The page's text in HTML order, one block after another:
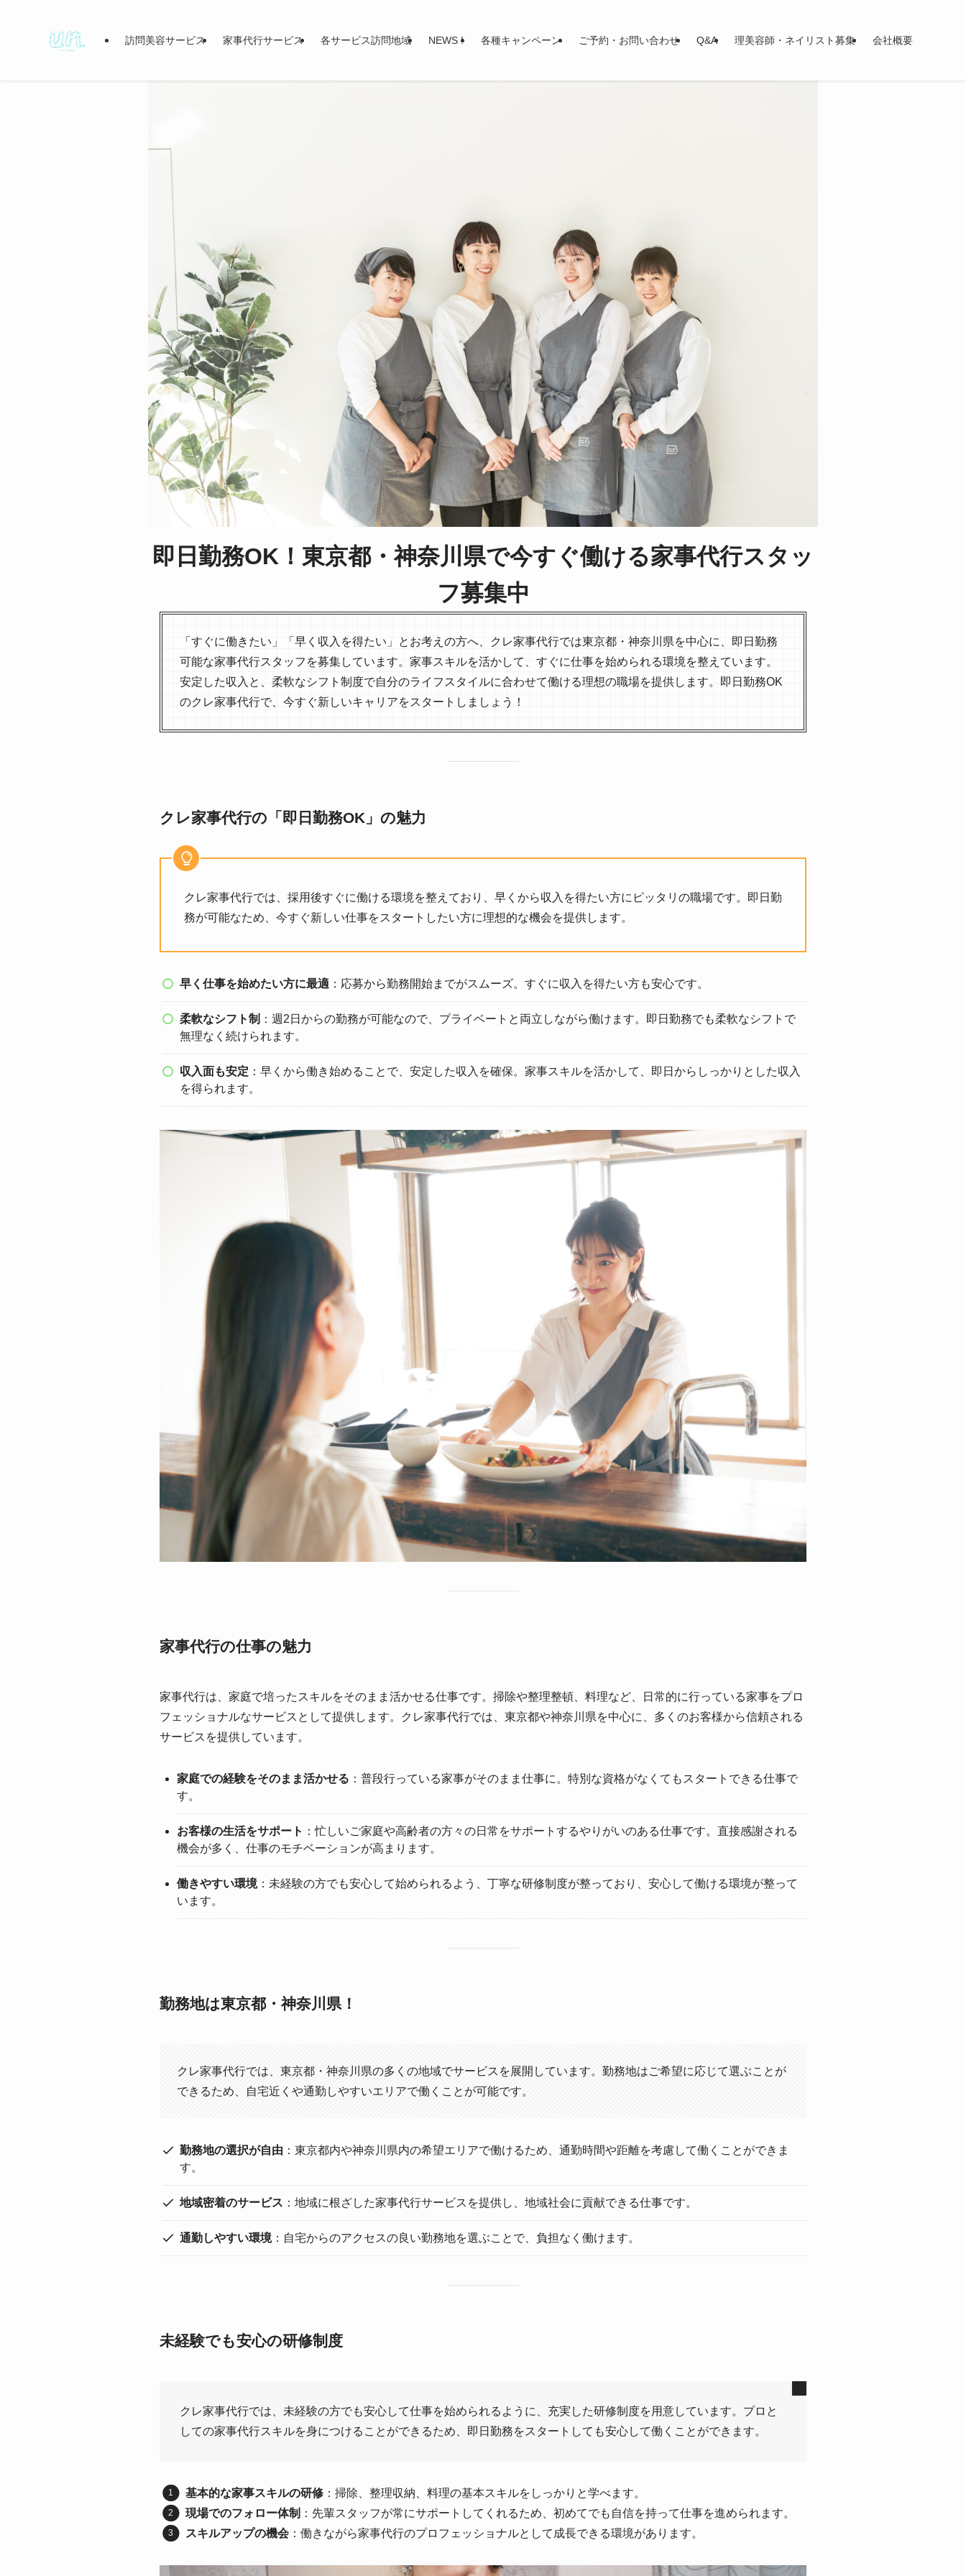
訪問美容サービス 家事代行サービス 各サービス訪問地域 NEWS ! 各種キャンペーン ご予約・お問い合わせ Q&A 理美容師・ネイリスト募集 会社概要
即日勤務OK！東京都・神奈川県で今すぐ働ける家事代行スタッ
フ募集中
「すぐに働きたい」「早く収入を得たい」とお考えの方へ、クレ家事代行では東京都・神奈川県を中心に、即日勤務
可能な家事代行スタッフを募集しています。家事スキルを活かして、すぐに仕事を始められる環境を整えています。
安定した収入と、柔軟なシフト制度で自分のライフスタイルに合わせて働ける理想の職場を提供します。即日勤務OK
のクレ家事代行で、今すぐ新しいキャリアをスタートしましょう！
クレ家事代行の「即日勤務OK」の魅力
クレ家事代行では、採用後すぐに働ける環境を整えており、早くから収入を得たい方にピッタリの職場です。即日勤
務が可能なため、今すぐ新しい仕事をスタートしたい方に理想的な機会を提供します。
早く仕事を始めたい方に最適 ：応募から勤務開始までがスムーズ。すぐに収入を得たい方も安心です。
柔軟なシフト制 ：週2日からの勤務が可能なので、プライベートと両立しながら働けます。即日勤務でも柔軟なシフトで
無理なく続けられます。
収入面も安定 ：早くから働き始めることで、安定した収入を確保。家事スキルを活かして、即日からしっかりとした収入
を得られます。
家事代行の仕事の魅力
家事代行は、家庭で培ったスキルをそのまま活かせる仕事です。掃除や整理整頓、料理など、日常的に行っている家事をプロ
フェッショナルなサービスとして提供します。クレ家事代行では、東京都や神奈川県を中心に、多くのお客様から信頼される
サービスを提供しています。
家庭での経験をそのまま活かせる ：普段行っている家事がそのまま仕事に。特別な資格がなくてもスタートできる仕事で
す。
お客様の生活をサポート ：忙しいご家庭や高齢者の方々の日常をサポートするやりがいのある仕事です。直接感謝される
機会が多く、仕事のモチベーションが高まります。
働きやすい環境：未経験の方でも安心して始められるよう、丁寧な研修制度が整っており、安心して働ける環境が整って
います。
勤務地は東京都・神奈川県！
クレ家事代行では、東京都・神奈川県の多くの地域でサービスを展開しています。勤務地はご希望に応じて選ぶことが
できるため、自宅近くや通勤しやすいエリアで働くことが可能です。
勤務地の選択が自由 ：東京都内や神奈川県内の希望エリアで働けるため、通勤時間や距離を考慮して働くことができま
す。
地域密着のサービス ：地域に根ざした家事代行サービスを提供し、地域社会に貢献できる仕事です。
通勤しやすい環境：自宅からのアクセスの良い勤務地を選ぶことで、負担なく働けます。
未経験でも安心の研修制度
クレ家事代行では、未経験の方でも安心して仕事を始められるように、充実した研修制度を用意しています。プロと
しての家事代行スキルを身につけることができるため、即日勤務をスタートしても安心して働くことができます。
基本的な家事スキルの研修 ：掃除、整理収納、料理の基本スキルをしっかりと学べます。
現場でのフォロー体制 ：先輩スタッフが常にサポートしてくれるため、初めてでも自信を持って仕事を進められます。
スキルアップの機会 ：働きながら家事代行のプロフェッショナルとして成長できる環境があります。